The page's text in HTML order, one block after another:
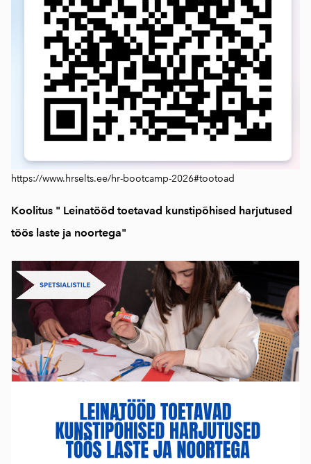
https://www.hrselts.ee/hr-bootcamp-2026#tootoad
Koolitus " Leinatööd toetavad kunstipõhised harjutused
töös laste ja noortega"